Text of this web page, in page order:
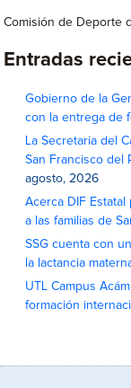
Comisión de Deporte
Entradas
Gobierno de la
con la entrega de
La Secretaria del
San Francisco del
agosto, 2026
Acerca DIF
a las familias de
SSG cuenta con
la lactancia
UTL Campus
formación